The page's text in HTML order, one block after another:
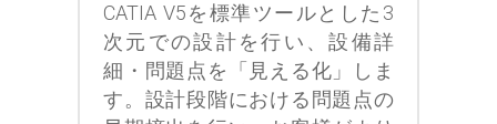
CATIA V5を標準ツールとした3
次元での設計を行い、設備詳
細・問題点を「見える化」しま
す。設計段階における問題点の